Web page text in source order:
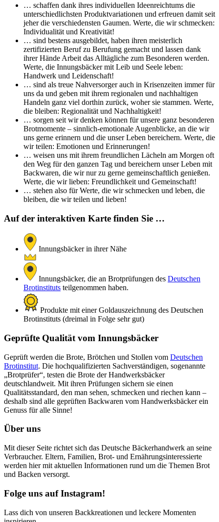
… schaffen dank ihres individuellen Ideenreichtums die
unterschiedlichsten Produktvariationen und erfreuen damit seit
jeher die verschiedensten Gaumen. Werte, die wir schmecken:
Individualität und Kreativität!
… sind bestens ausgebildet, haben ihren meisterlich
zertifizierten Beruf zu Berufung gemacht und lassen dank
ihrer Hände Arbeit das Alltägliche zum Besonderen werden.
Werte, die Innungsbäcker mit Leib und Seele leben:
Handwerk und Leidenschaft!
… sind als treue Nahversorger auch in Krisenzeiten immer für
uns da und geben mit ihrem regionalen und nachhaltigen
Handeln ganz viel dorthin zurück, woher sie stammen. Werte,
die bleiben: Regionalität und Nachhaltigkeit!
… sorgen seit wir denken können für unsere ganz besonderen
Brotmomente – sinnlich-emotionale Augenblicke, an die wir
uns gerne erinnern und die unser Leben bereichern. Werte, die
wir teilen: Emotionen und Erinnerungen!
… weisen uns mit ihrem freundlichen Lächeln am Morgen oft
den Weg für den ganzen Tag und bereichern unser Leben mit
Backwaren, die wir nur zu gerne gemeinschaftlich genießen.
Werte, die wir lieben: Freundlichkeit und Gemeinschaft!
… stehen also für Werte, die wir schmecken und leben, die
bleiben, die wir teilen und lieben!
Auf der interaktiven Karte finden Sie …
Innungsbäcker in ihrer Nähe
Innungsbäcker, die an Brotprüfungen des Deutschen
Brotinstituts teilgenommen haben.
Produkte mit einer Goldauszeichnung des Deutschen
Brotinstituts (dreimal in Folge sehr gut)
Geprüfte Qualität vom Innungsbäcker
Geprüft werden die Brote, Brötchen und Stollen vom Deutschen
Brotinstitut. Die hochqualifizierten Sachverständigen, sogenannte
„Brotprüfer“, testen die Brote der Handwerksbäcker
deutschlandweit. Mit ihren Prüfungen sichern sie einen
Qualitätsstandard, den man sehen, schmecken und riechen kann –
deshalb sind alle geprüften Backwaren vom Handwerksbäcker ein
Genuss für alle Sinne!
Über uns
Mit dieser Seite richtet sich das Deutsche Bäckerhandwerk an seine
Verbraucher. Eltern, Familien, Brot- und Ernährungsinteressierte
werden hier mit aktuellen Informationen rund um die Themen Brot
und Backen versorgt.
Folge uns auf Instagram!
Lass dich von unseren Backkreationen und leckere Momenten